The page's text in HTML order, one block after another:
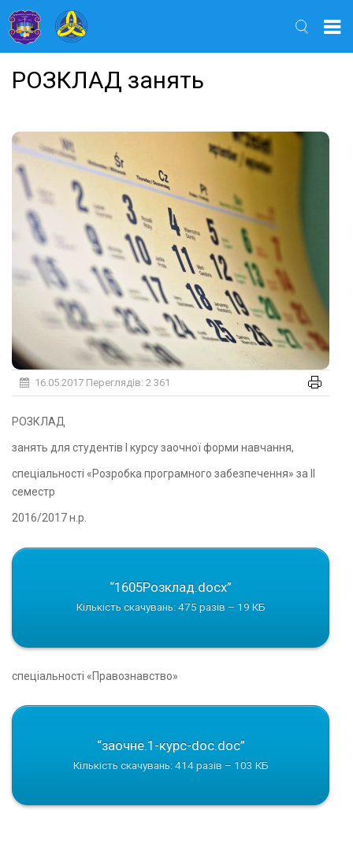
РОЗКЛАД занять
16.05.2017 Переглядів: 2 361
РОЗКЛАД
занять для студентів І курсу заочної форми навчання,
спеціальності «Розробка програмного забезпечення» за ІІ
семестр
2016/2017 н.р.
“1605Розклад.docx”
Кількість скачувань: 475 разів – 19 КБ
спеціальності «Правознавство»
“заочне.1-курс-doc.doc”
Кількість скачувань: 414 разів – 103 КБ